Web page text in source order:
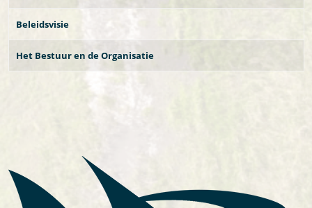
Beleidsvisie
Het Bestuur en de Organisatie